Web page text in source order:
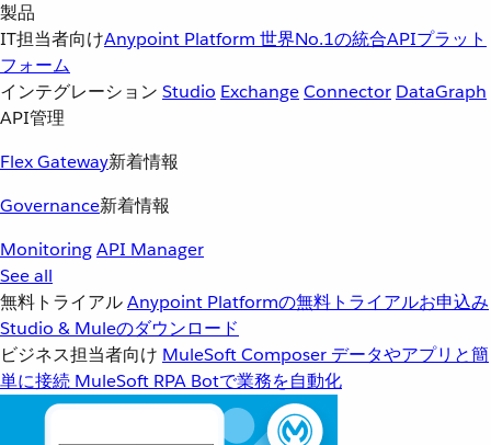
製品
IT担当者向けAnypoint Platform 世界No.1の統合APIプラット
フォーム
インテグレーション Studio ExchangeConnector DataGraph
API管理
Flex Gateway新着情報
Governance新着情報
MonitoringAPI Manager
See all
無料トライアルAnypoint Platformの無料トライアルお申込み
Studio & Muleのダウンロード
ビジネス担当者向け MuleSoft Composer データやアプリと簡
単に接続 MuleSoft RPA Botで業務を自動化